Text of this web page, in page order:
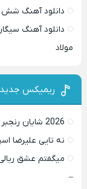
دانلود آهنگ شش
دانلود آهنگ
مولاد
ریمیکس جدید
2026 شایان رنجبر
نه تایی علیرضا
میگفتم عشق
–